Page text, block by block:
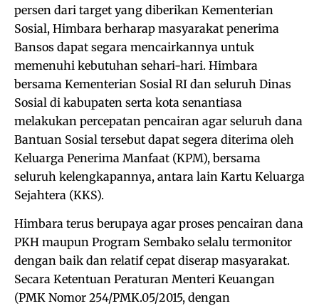
persen dari target yang diberikan Kementerian
Sosial, Himbara berharap masyarakat penerima
Bansos dapat segara mencairkannya untuk
memenuhi kebutuhan sehari-hari. Himbara
bersama Kementerian Sosial RI dan seluruh Dinas
Sosial di kabupaten serta kota senantiasa
melakukan percepatan pencairan agar seluruh dana
Bantuan Sosial tersebut dapat segera diterima oleh
Keluarga Penerima Manfaat (KPM), bersama
seluruh kelengkapannya, antara lain Kartu Keluarga
Sejahtera (KKS).
Himbara terus berupaya agar proses pencairan dana
PKH maupun Program Sembako selalu termonitor
dengan baik dan relatif cepat diserap masyarakat.
Secara Ketentuan Peraturan Menteri Keuangan
(PMK Nomor 254/PMK.05/2015, dengan